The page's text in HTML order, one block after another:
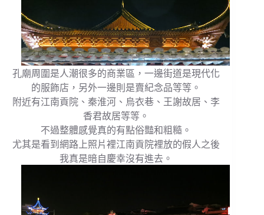
孔廟周圍是人潮很多的商業區，一邊街道是現代化
的服飾店，另外一邊則是賣紀念品等等。
附近有江南貢院、秦淮河、烏衣巷、王謝故居、李
香君故居等等。
不過整體感覺真的有點俗豔和粗糙。
尤其是看到網路上照片裡江南貢院裡放的假人之後
我真是暗自慶幸沒有進去。